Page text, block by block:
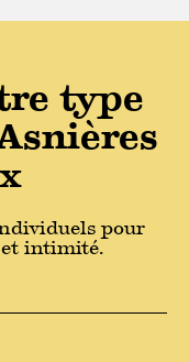
type
pour
intimité.